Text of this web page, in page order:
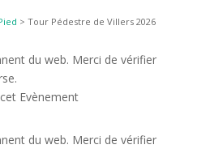
> Tour Pédestre de Villers 2026
du web. Merci de vérifier
Evènement
du web. Merci de vérifier